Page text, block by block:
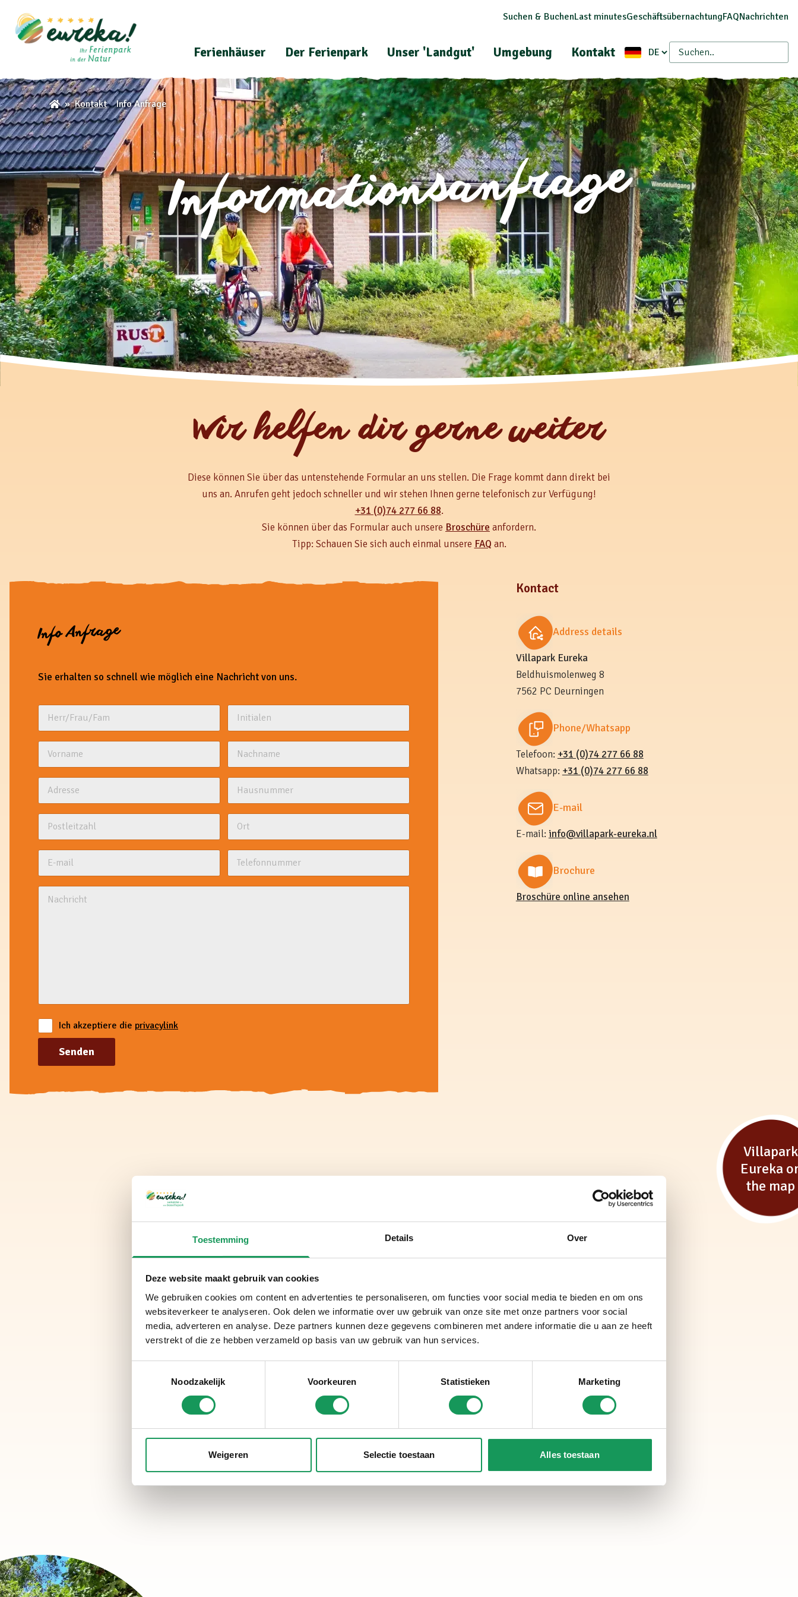
Toestemming Details Over
Deze website maakt gebruik van cookies
We gebruiken cookies om content en advertenties te personaliseren, om functies voor social media te bieden en om ons
websiteverkeer te analyseren. Ook delen we informatie over uw gebruik van onze site met onze partners voor social
media, adverteren en analyse. Deze partners kunnen deze gegevens combineren met andere informatie die u aan ze heeft
verstrekt of die ze hebben verzameld op basis van uw gebruik van hun services.
Noodzakelijk
Voorkeuren Statistieken Marketing
Weigeren Selectie toestaan Alles toestaan
Suchen & BuchenLast minutesGeschäftsübernachtungFAQNachrichten
Ferienhäuser Der Ferienpark Unser 'Landgut' Umgebung Kontakt
Informationsanfrage
Kontakt Info Anfrage
Wir helfen dir gerne weiter
Diese können Sie über das untenstehende Formular an uns stellen. Die Frage kommt dann direkt bei
uns an. Anrufen geht jedoch schneller und wir stehen Ihnen gerne telefonisch zur Verfügung!
+31 (0)74 277 66 88.
Sie können über das Formular auch unsere Broschüre anfordern.
Tipp: Schauen Sie sich auch einmal unsere FAQ an.
Info Anfrage
Sie erhalten so schnell wie möglich eine Nachricht von uns.
Ich akzeptiere die privacylink
Senden
Kontact
Address details
Villapark Eureka
Beldhuismolenweg 8
7562 PC Deurningen
Phone/Whatsapp
Telefoon: +31 (0)74 277 66 88
Whatsapp: +31 (0)74 277 66 88
E-mail
E-mail: info@villapark-eureka.nl
Brochure
Broschüre online ansehen
Villapark
Eureka
the map